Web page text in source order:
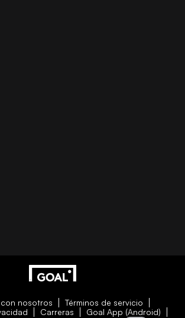
nosotros
Términos de servicio
Carreras
Goal App (Android)